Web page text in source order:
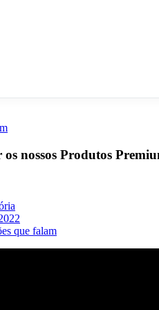
nossos Produtos
que falam